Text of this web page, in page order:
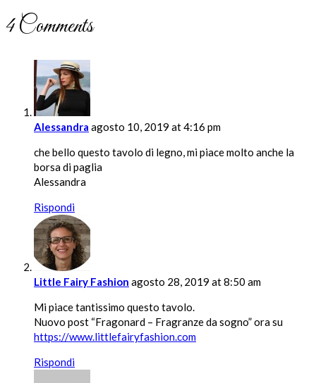
4 Comments
Alessandra agosto 10, 2019 at 4:16 pm
che bello questo tavolo di legno, mi piace molto anche la
borsa di paglia
Alessandra
Rispondi
Little Fairy Fashion agosto 28, 2019 at 8:50 am
Mi piace tantissimo questo tavolo.
Nuovo post “Fragonard – Fragranze da sogno” ora su
https://www.littlefairyfashion.com
Rispondi